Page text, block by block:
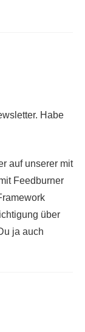
Habe
auf unserer mit
Feedburner
über
ja auch